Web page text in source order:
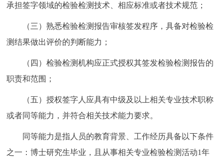
承担签字领域的检验检测技术、相应标准或者技术规范；
（三）熟悉检验检测报告审核签发程序，具备对检验检
测结果做出评价的判断能力；
（四）检验检测机构应正式授权其签发检验检测报告的
职责和范围；
（五）授权签字人应具有中级及以上相关专业技术职称
或者同等能力，并符合相关技术能力要求。
同等能力是指人员的教育背景、工作经历具备以下条件
之一：博士研究生毕业，且从事相关专业检验检测活动1年